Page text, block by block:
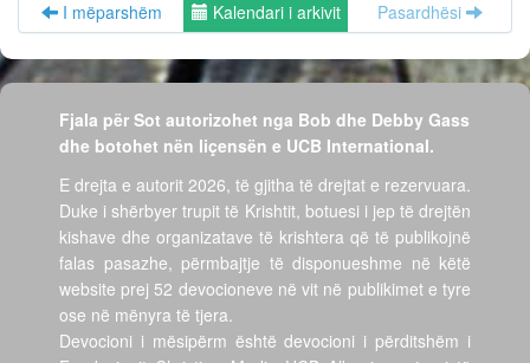
I mëparshëm Kalendari i arkivit Pasardhësi
Fjala për Sot autorizohet nga Bob dhe Debby Gass
dhe botohet nën liçensën e UCB International.
E drejta e autorit 2026, të gjitha të drejtat e rezervuara.
Duke i shërbyer trupit të Krishtit, botuesi i jep të drejtën
kishave dhe organizatave të krishtera që të publikojnë
falas pasazhe, përmbajtje të disponueshme në këtë
website prej 52 devocioneve në vit në publikimet e tyre
ose në mënyra të tjera.
Devocioni i mësipërm është devocioni i përditshëm i